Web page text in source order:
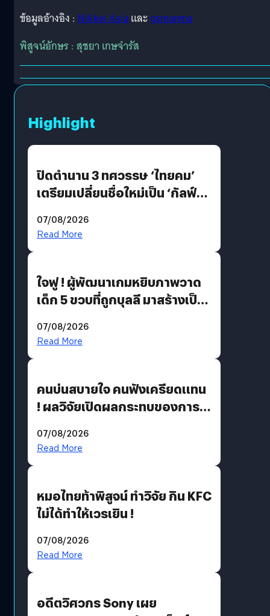
ข้อมูลอ้างอิง : Nikkei Asiaและgsmarena
พิสูจน์อักษร : สุชยา เกษจำรัส
Highlight
ปิดตำนาน 3 ทศวรรษ ‘ไทยคม’
เตรียมเปลี่ยนชื่อใหม่เป็น ‘กัลฟ์
อวกาศเต็มสูบ
07/08/2026
Read More
ใจฟู ! ผู้พัฒนาเกมหยิบภาพวาด
เด็ก 5 ขวบที่ถูกบุลลี มาสร้างเป็น
07/08/2026
Read More
คนบ่นสบายใจ คนฟังเครียดแทน
! ผลวิจัยเปิดผลกระทบของการ
07/08/2026
Read More
หมอไทยท้าพิสูจน์ ทำวิจัย กิน KFC
ไม่ได้ทำให้เวรเยิน !
07/08/2026
Read More
อดีตวิศวกร Sony เผย